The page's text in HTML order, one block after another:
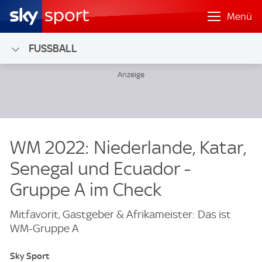
Menü
FUSSBALL
WM 2022: Niederlande, Katar,
Senegal und Ecuador -
Gruppe A im Check
Mitfavorit, Gastgeber & Afrikameister: Das ist
WM-Gruppe A
Sky Sport